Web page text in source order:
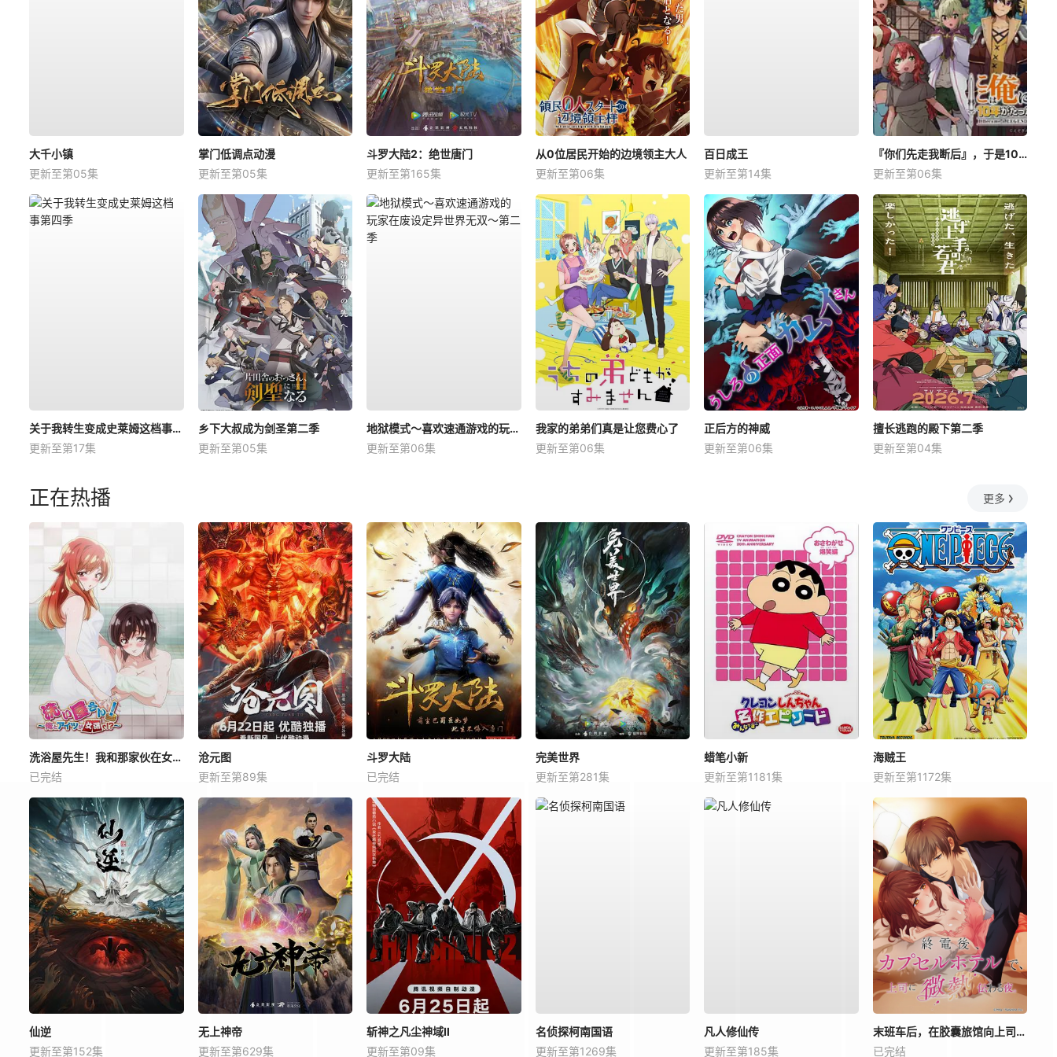
大千小镇
更新至第05集
掌门低调点动漫
更新至第05集
斗罗大陆2：绝世唐门
更新至第165集
从0位居民开始的边境领主大人
更新至第06集
百日成王
更新至第14集
『你们先走我断后』，于是10年后我成为了传说
更新至第06集
关于我转生变成史莱姆这档事第四季
更新至第17集
乡下大叔成为剑圣第二季
更新至第05集
地狱模式～喜欢速通游戏的玩家在废设定异世界无双～第二季
更新至第06集
我家的弟弟们真是让您费心了
更新至第06集
正后方的神威
更新至第06集
擅长逃跑的殿下第二季
更新至第04集
正在热播 更多
洗浴屋先生！我和那家伙在女浴池！？
已完结
沧元图
更新至第89集
斗罗大陆
已完结
完美世界
更新至第281集
蜡笔小新
更新至第1181集
海贼王
更新至第1172集
仙逆
更新至第152集
无上神帝
更新至第629集
斩神之凡尘神域Ⅱ
更新至第09集
名侦探柯南国语
更新至第1269集
凡人修仙传
更新至第185集
末班车后，在胶囊旅馆向上司传递微热的夜晚
已完结